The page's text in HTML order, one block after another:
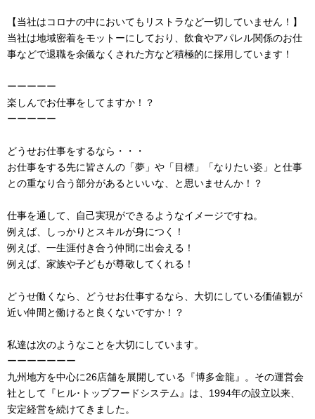
【当社はコロナの中においてもリストラなど一切していません！】
当社は地域密着をモットーにしており、飲食やアパレル関係のお仕
事などで退職を余儀なくされた方など積極的に採用しています！
ーーーーー
楽しんでお仕事をしてますか！？
ーーーーー
どうせお仕事をするなら・・・
お仕事をする先に皆さんの「夢」や「目標」「なりたい姿」と仕事
との重なり合う部分があるといいな、と思いませんか！？
仕事を通して、自己実現ができるようなイメージですね。
例えば、しっかりとスキルが身につく！
例えば、一生涯付き合う仲間に出会える！
例えば、家族や子どもが尊敬してくれる！
どうせ働くなら、どうせお仕事するなら、大切にしている価値観が
近い仲間と働けると良くないですか！？
私達は次のようなことを大切にしています。
ーーーーーーー
九州地方を中心に26店舗を展開している『博多金龍』。その運営会
社として『ヒル･トップフードシステム』は、1994年の設立以来、
安定経営を続けてきました。